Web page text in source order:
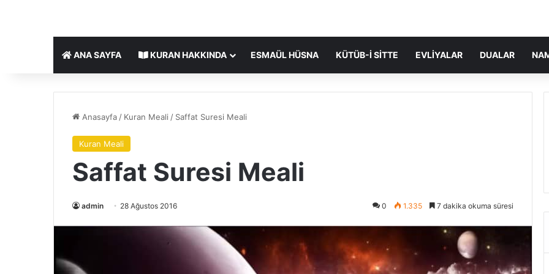
ANA SAYFA KURAN HAKKINDA ESMAÜL HÜSNA KÜTÜB-I SITTE EVLIYALAR DUALAR
Anasayfa / Kuran Meali / Saffat Suresi Meali
Kuran Meali
Saffat Suresi Meali
admin 28 Ağustos 2016 0 1.335 7 dakika okuma süresi